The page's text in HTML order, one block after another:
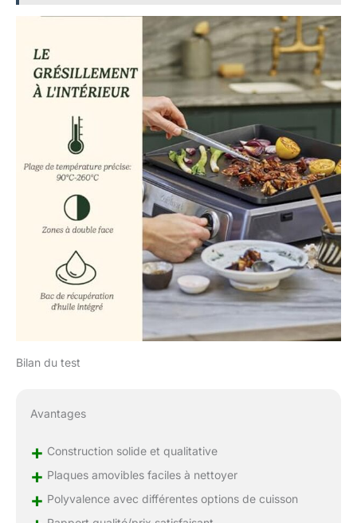
idéale pour les grandes
quantités lorsque vous
nourrissez une foule.
Bilan du test
Avantages
+ Construction solide et qualitative
+ Plaques amovibles faciles à nettoyer
+ Polyvalence avec différentes options de cuisson